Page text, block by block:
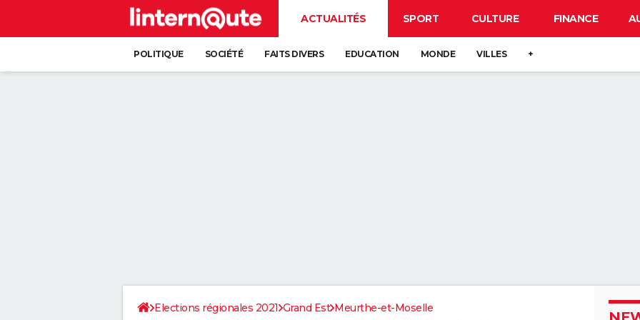
ACTUALITÉS SPORT CULTURE FINANCE
POLITIQUE SOCIÉTÉ FAITS DIVERS EDUCATION MONDE VILLES +
Elections régionales 2021 Grand Est Meurthe-et-Moselle